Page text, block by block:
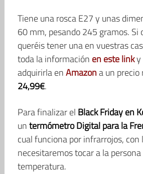
Tiene una rosca E27 y unas
60 mm, pesando 245 gramos. Si
queréis tener una en vuestras
toda la información en este linky
adquirirla enAmazona un precio
24,99€.
Para finalizar el Black Friday en
untermómetro Digital para la
cual funciona por infrarrojos, con
necesitaremos tocar a la
temperatura.